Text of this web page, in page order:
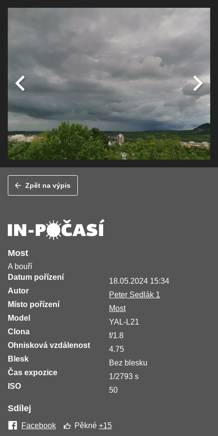
Zpět na výpis
Most
A bouří
Datum pořízení
18.05.2024 15:34
Autor
Peter Sedlák 1
Místo pořízení
Most
Model
YAL-L21
Clona
f/1.8
Ohnisková vzdálenost
4.75
Blesk
Bez blesku
Čas expozice
1/2793 s
ISO
50
Sdílej
Facebook Pěkné+15